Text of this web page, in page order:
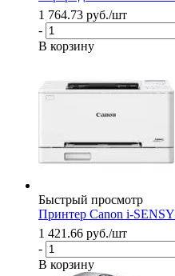
1 764.73 руб./шт
-
В корзину
Быстрый просмотр
Принтер Canon i-
1 421.66 руб./шт
-
В корзину